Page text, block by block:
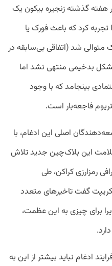
گذشته زنجیره بیکون یک
کرد که باعث فورک یا
شد (اتفاقی بی‌سابقه در
بدخیمی منتهی نشد اما
بینجامد که با وجود
فاجعه‌بار است.
اصلی این ادغام، با
این بلاک‌چین جدید تلاش
رمزارزی کراکن، طی
گفت تاخیر‌های متعدد
برای چیزی به این عظمت،
ادغام نباید بیشتر از این به